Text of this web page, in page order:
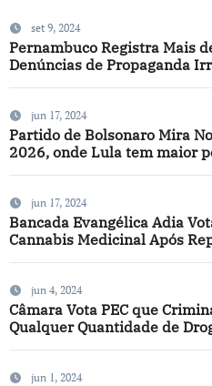
set 9, 2024
Pernambuco Registra Mais
Denúncias de Propaganda
jun 17, 2024
Partido de Bolsonaro Mira
2026, onde Lula tem maior
jun 17, 2024
Bancada Evangélica Adia
Cannabis Medicinal Após
jun 4, 2024
Câmara Vota PEC que
Qualquer Quantidade de
jun 1, 2024